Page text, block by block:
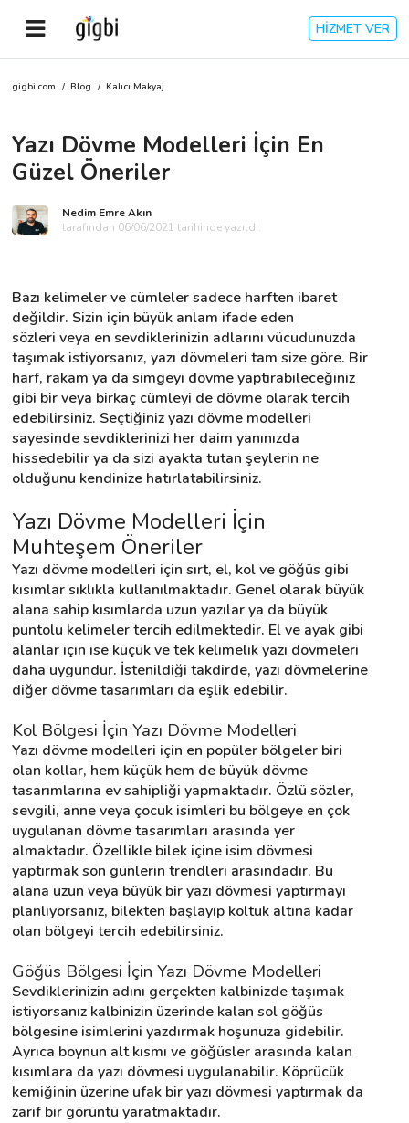
HİZMET VER
Anasayfa
Giriş Yap
Kategoriler
🎈 Biz Kimiz?
🧐 Nasıl Çalışır?
🌟 Müşteri Değerlendirmeleri
Destek
İletişim
Kariyer
Blog
gigbi.com / Blog / Kalıcı Makyaj
Yazı Dövme Modelleri İçin En
Güzel Öneriler
Nedim Emre Akın
tarafından 06/06/2021 tarihinde yazıldı.
Bazı kelimeler ve cümleler sadece harften ibaret
değildir. Sizin için büyük anlam ifade eden
sözleri veya en sevdiklerinizin adlarını vücudunuzda
taşımak istiyorsanız, yazı dövmeleri tam size göre. Bir
harf, rakam ya da simgeyi dövme yaptırabileceğiniz
gibi bir veya birkaç cümleyi de dövme olarak tercih
edebilirsiniz. Seçtiğiniz yazı dövme modelleri
sayesinde sevdiklerinizi her daim yanınızda
hissedebilir ya da sizi ayakta tutan şeylerin ne
olduğunu kendinize hatırlatabilirsiniz.
Yazı Dövme Modelleri İçin
Muhteşem Öneriler
Yazı dövme modelleri için sırt, el, kol ve göğüs gibi
kısımlar sıklıkla kullanılmaktadır. Genel olarak büyük
alana sahip kısımlarda uzun yazılar ya da büyük
puntolu kelimeler tercih edilmektedir. El ve ayak gibi
alanlar için ise küçük ve tek kelimelik yazı dövmeleri
daha uygundur. İstenildiği takdirde, yazı dövmelerine
diğer dövme tasarımları da eşlik edebilir.
Kol Bölgesi İçin Yazı Dövme Modelleri
Yazı dövme modelleri için en popüler bölgeler biri
olan kollar, hem küçük hem de büyük dövme
tasarımlarına ev sahipliği yapmaktadır. Özlü sözler,
sevgili, anne veya çocuk isimleri bu bölgeye en çok
uygulanan dövme tasarımları arasında yer
almaktadır. Özellikle bilek içine isim dövmesi
yaptırmak son günlerin trendleri arasındadır. Bu
alana uzun veya büyük bir yazı dövmesi yaptırmayı
planlıyorsanız, bilekten başlayıp koltuk altına kadar
olan bölgeyi tercih edebilirsiniz.
Göğüs Bölgesi İçin Yazı Dövme Modelleri
Sevdiklerinizin adını gerçekten kalbinizde taşımak
istiyorsanız kalbinizin üzerinde kalan sol göğüs
bölgesine isimlerini yazdırmak hoşunuza gidebilir.
Ayrıca boynun alt kısmı ve göğüsler arasında kalan
kısımlara da yazı dövmesi uygulanabilir. Köprücük
kemiğinin üzerine ufak bir yazı dövmesi yaptırmak da
zarif bir görüntü yaratmaktadır.